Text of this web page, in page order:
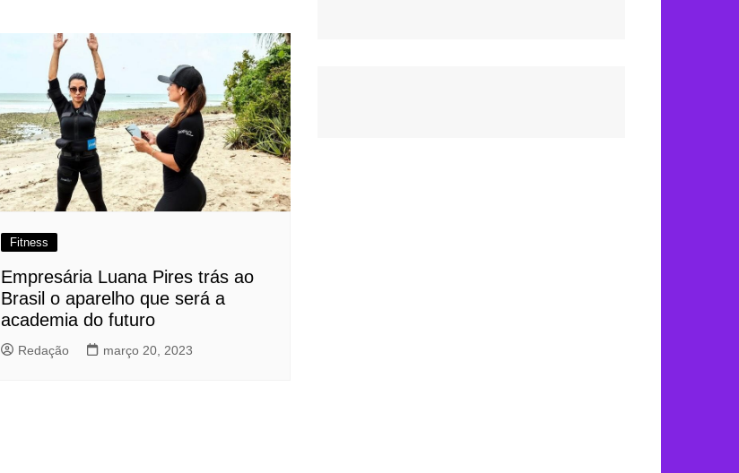
Fitness
Empresária Luana Pires trás ao
Brasil o aparelho que será a
academia do futuro
Redação março 20, 2023